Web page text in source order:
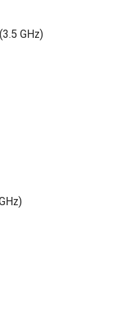
GHz)